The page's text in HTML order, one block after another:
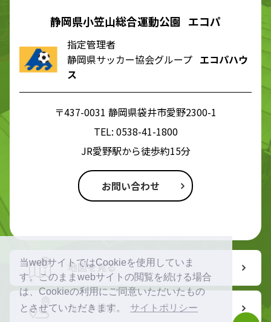
当webサイトではCookieを使用していま
す。このままwebサイトの閲覧を続ける場合
は、Cookieの利用にご同意いただいたもの
とさせていただきます。
サイトポリシー
静岡県小笠山総合運動公園 エコパ
指定管理者
静岡県サッカー協会グループ エコパハウ
ス
〒437-0031 静岡県袋井市愛野2300-1
TEL: 0538-41-1800
JR愛野駅から徒歩約15分
お問い合わせ
地図を見る
ルート検索